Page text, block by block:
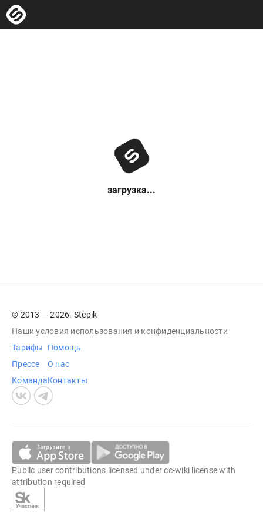
загрузка...
© 2013 — 2026. Stepik
Наши условия использования и конфиденциальности
Тарифы
Прессе
Команда
Помощь
О нас
Контакты
Public user contributions licensed undercc-wiki license with
attribution required